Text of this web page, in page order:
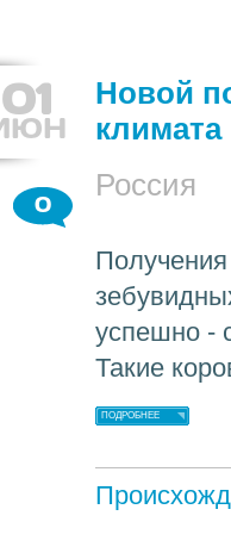
01
Новой
климата
Россия
0
успешно -
Такие
ПОДРОБНЕЕ